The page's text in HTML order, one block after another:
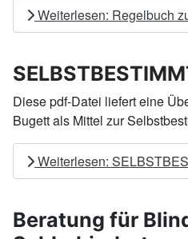
Weiterlesen: Regelbuch
Diese pdf-Datei liefert eine
Bugett als Mittel zur
Weiterlesen:
Beratung für